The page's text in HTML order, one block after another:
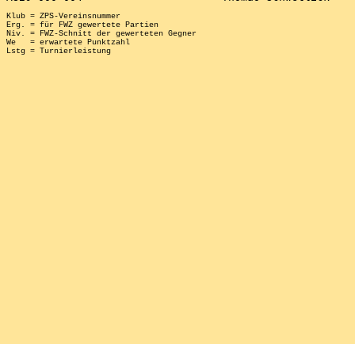
Klub = ZPS-Vereinsnummer
Erg. = für FWZ gewertete Partien
Niv. = FWZ-Schnitt der gewerteten Gegner
We   = erwartete Punktzahl